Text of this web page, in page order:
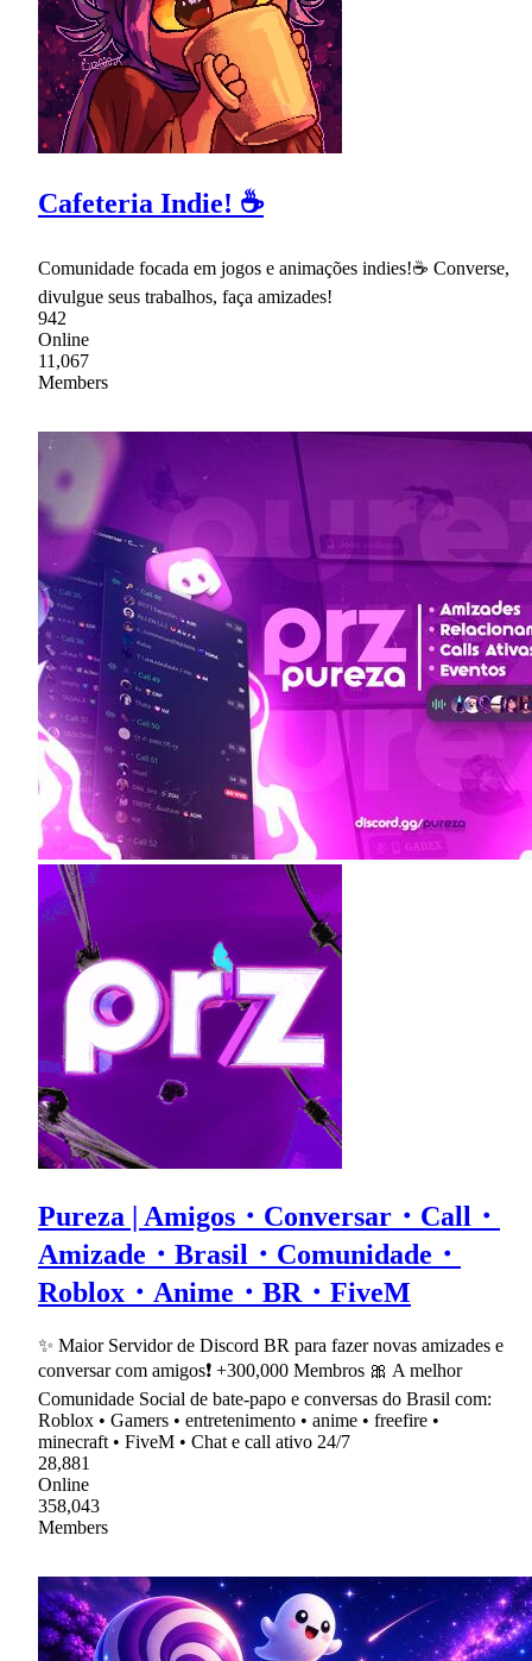
Cafeteria Indie! ☕
Comunidade focada em jogos e animações indies!☕ Converse,
divulgue seus trabalhos, faça amizades!
942
Online
11,067
Members
Pureza | Amigos・Conversar・Call・
Amizade・Brasil・Comunidade・
Roblox・Anime・BR・FiveM
✨ Maior Servidor de Discord BR para fazer novas amizades e
conversar com amigos❗ +300,000 Membros 🎀 A melhor
Comunidade Social de bate-papo e conversas do Brasil com:
Roblox • Gamers • entretenimento • anime • freefire •
minecraft • FiveM • Chat e call ativo 24/7
28,881
Online
358,043
Members